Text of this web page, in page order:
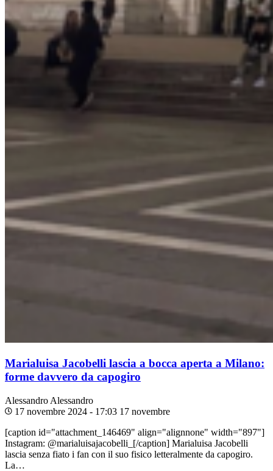
Marialuisa Jacobelli lascia a bocca aperta a Milano:
forme davvero da capogiro
Alessandro Alessandro
17 novembre 2024 - 17:03 17 novembre
[caption id="attachment_146469" align="alignnone" width="897"]
Instagram: @marialuisajacobelli_[/caption] Marialuisa Jacobelli
lascia senza fiato i fan con il suo fisico letteralmente da capogiro.
La…